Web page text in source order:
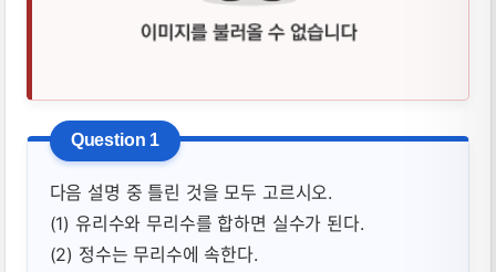
다음 설명 중 틀린 것을 모두 고르시오.
(1) 유리수와 무리수를 합하면 실수가 된다.
(2) 정수는 무리수에 속한다.